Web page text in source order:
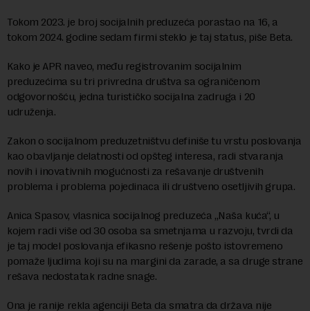
Tokom 2023. je broj socijalnih preduzeća porastao na 16, a
tokom 2024. godine sedam firmi steklo je taj status, piše Beta.
Kako je APR naveo, među registrovanim socijalnim
preduzećima su tri privredna društva sa ograničenom
odgovornošću, jedna turističko socijalna zadruga i 20
udruženja.
Zakon o socijalnom preduzetništvu definiše tu vrstu poslovanja
kao obavljanje delatnosti od opšteg interesa, radi stvaranja
novih i inovativnih mogućnosti za rešavanje društvenih
problema i problema pojedinaca ili društveno osetljivih grupa.
Anica Spasov, vlasnica socijalnog preduzeća „Naša kuća“, u
kojem radi više od 30 osoba sa smetnjama u razvoju, tvrdi da
je taj model poslovanja efikasno rešenje pošto istovremeno
pomaže ljudima koji su na margini da zarade, a sa druge strane
rešava nedostatak radne snage.
Ona je ranije rekla agenciji Beta da smatra da država nije